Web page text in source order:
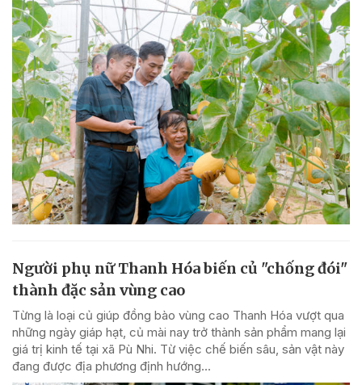
Người phụ nữ Thanh Hóa biến củ "chống đói"
thành đặc sản vùng cao
Từng là loại củ giúp đồng bào vùng cao Thanh Hóa vượt qua
những ngày giáp hạt, củ mài nay trở thành sản phẩm mang lại
giá trị kinh tế tại xã Pù Nhi. Từ việc chế biến sâu, sản vật này
đang được địa phương định hướng...